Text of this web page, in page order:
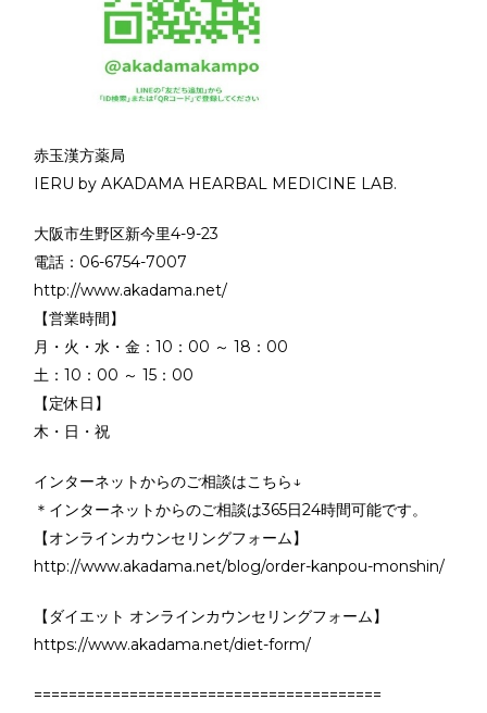
赤玉漢方薬局
IERU by AKADAMA HEARBAL MEDICINE LAB.
大阪市生野区新今里4-9-23
電話：06-6754-7007
http://www.akadama.net/
【営業時間】
月・火・水・金：10：00 ～ 18：00
土：10：00 ～ 15：00
【定休日】
木・日・祝
インターネットからのご相談はこちら↓
＊インターネットからのご相談は365日24時間可能です。
【オンラインカウンセリングフォーム】
http://www.akadama.net/blog/order-kanpou-monshin/
【ダイエット オンラインカウンセリングフォーム】
https://www.akadama.net/diet-form/
========================================